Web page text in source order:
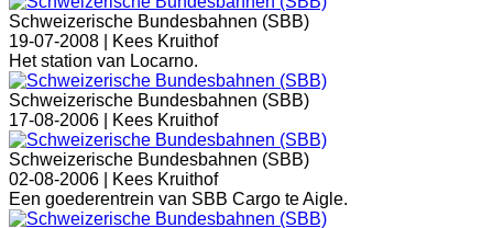
Schweizerische Bundesbahnen (SBB)
19-07-2008 |
Kees Kruithof
Het station van Locarno.
Schweizerische Bundesbahnen (SBB)
17-08-2006 |
Kees Kruithof
Schweizerische Bundesbahnen (SBB)
02-08-2006 |
Kees Kruithof
Een goederentrein van SBB Cargo te Aigle.